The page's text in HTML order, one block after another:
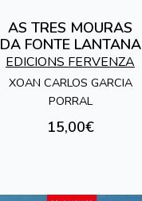
AS TRES MOURAS
DA FONTE LANTANA
EDICIONS FERVENZA
XOAN CARLOS GARCIA
PORRAL
15,00€